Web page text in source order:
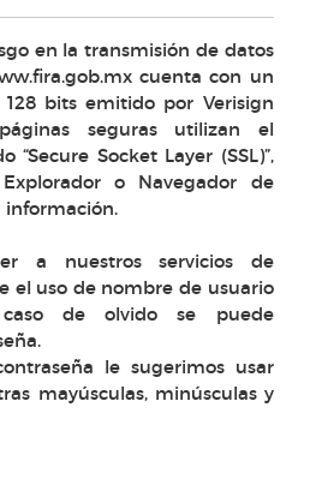
en la transmisión de datos
cuenta con un
bits emitido por Verisign
seguras utilizan el
“Secure Socket Layer (SSL)”,
o Navegador de
información.
a nuestros servicios de
el uso de nombre de usuario
de olvido se puede
le sugerimos usar
mayúsculas, minúsculas y